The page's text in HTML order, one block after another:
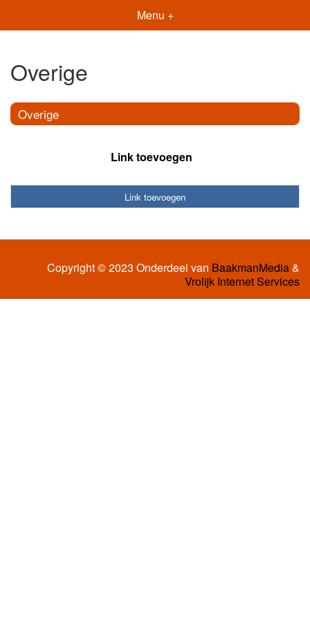
Menu +
Overige
Overige
Link toevoegen
Link toevoegen
Copyright © 2023 Onderdeel van BaakmanMedia&
Vrolijk Internet Services